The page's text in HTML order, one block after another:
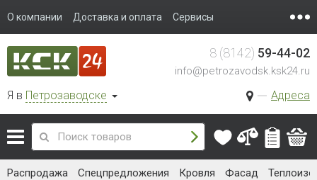
О компании Доставка и оплата Сервисы
Я в Петрозаводске Адреса
8 (8142) 59-44-02
info@petrozavodsk.ksk24.ru
Распродажа Спецпредложения Кровля Фасад